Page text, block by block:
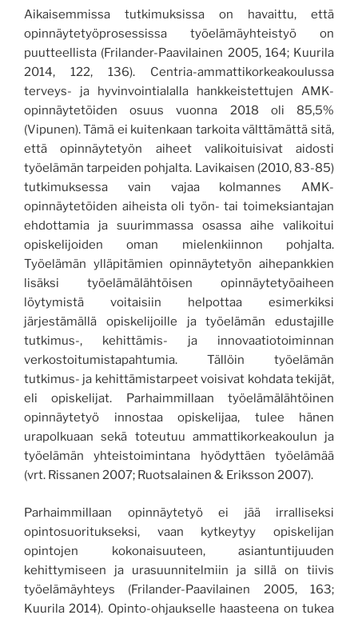
Aikaisemmissa tutkimuksissa on havaittu, että
opinnäytetyöprosessissa työelämäyhteistyö on
puutteellista (Frilander-Paavilainen 2005, 164; Kuurila
2014, 122, 136). Centria-ammattikorkeakoulussa
terveys- ja hyvinvointialalla hankkeistettujen AMK-
opinnäytetöiden osuus vuonna 2018 oli 85,5%
(Vipunen).Tämä ei kuitenkaan tarkoita välttämättä sitä,
että opinnäytetyön aiheet valikoituisivat aidosti
työelämän tarpeiden pohjalta. Lavikaisen (2010, 83-85)
tutkimuksessa vain vajaa kolmannes AMK-
opinnäytetöiden aiheista oli työn- tai toimeksiantajan
ehdottamia ja suurimmassa osassa aihe valikoitui
opiskelijoiden oman mielenkiinnon pohjalta.
Työelämän ylläpitämien opinnäytetyön aihepankkien
lisäksi työelämä lähtöisen opinnäytetyöaiheen
löytymistä voitaisiin
helpottaa esimerkiksi
järjestämällä opiskelijoille ja työelämän edustajille
tutkimus-, kehittämis- ja innovaatiotoiminnan
verkostoitumistapahtumia. Tällöin työelämän
tutkimus- ja kehittämistarpeet voisivat kohdata tekijät,
eli opiskelijat.
Parhaimmillaan työelämälähtöinen
opinnäytetyö innostaa opiskelijaa, tulee hänen
urapolkuaan sekä toteutuu ammattikorkeakoulun ja
työelämänyhteistoimintana hyödyttäen työelämää
(vrt. Rissanen 2007; Ruotsalainen & Eriksson 2007).
Parhaimmillaan opinnäytetyö ei jää irralliseksi
opintosuoritukseksi, vaan kytkeytyy opiskelijan
opintojen kokonaisuuteen, asiantuntijuuden
kehittymiseen ja urasuunnitelmiin ja sillä on tiivis
työelämäyhteys (Frilander-Paavilainen 2005, 163;
Kuurila 2014). Opinto-ohjaukselle haasteena on tukea